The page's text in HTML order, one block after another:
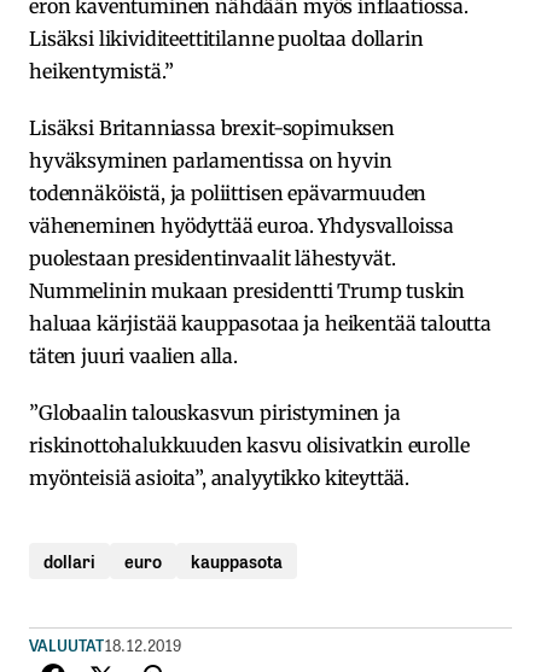
eron kaventuminen nähdään myös inflaatiossa.
Lisäksi likividiteettitilanne puoltaa dollarin
heikentymistä.”
Lisäksi Britanniassa brexit-sopimuksen
hyväksyminen parlamentissa on hyvin
todennäköistä, ja poliittisen epävarmuuden
väheneminen hyödyttää euroa. Yhdysvalloissa
puolestaan presidentinvaalit lähestyvät.
Nummelinin mukaan presidentti Trump tuskin
haluaa kärjistää kauppasotaa ja heikentää taloutta
täten juuri vaalien alla.
”Globaalin talouskasvun piristyminen ja
riskinottohalukkuuden kasvu olisivatkin eurolle
myönteisiä asioita”, analyytikko kiteyttää.
dollari euro kauppasota
VALUUTAT18.12.2019